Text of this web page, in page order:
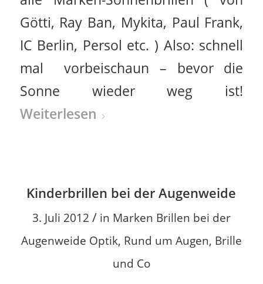
Götti, Ray Ban, Mykita, Paul Frank,
IC Berlin, Persol etc. ) Also: schnell
mal vorbeischaun – bevor die
Sonne wieder weg ist!
Weiterlesen
Kinderbrillen bei der Augenweide
3. Juli 2012 / in Marken Brillen bei der
Augenweide Optik, Rund um Augen, Brille
und Co